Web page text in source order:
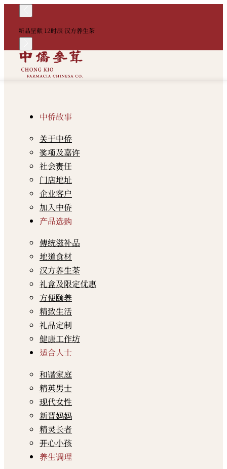
新品呈献 12时辰 汉方养生茶
中侨故事
关于中侨
奖项及嘉许
社会责任
门店地址
企业客户
加入中侨
产品选购
傳统滋补品
地道食材
汉方养生茶
礼盒及限定优惠
方便颐养
精致生活
礼品定制
健康工作坊
适合人士
和谐家庭
精英男士
现代女性
新晋妈妈
精灵长者
开心小孩
养生调理